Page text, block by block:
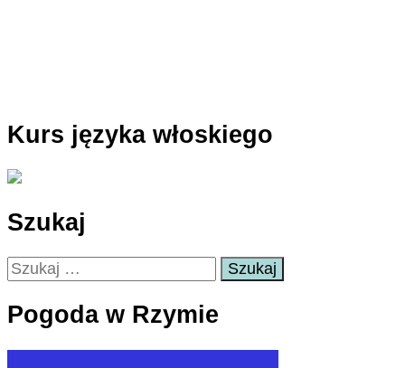
Kurs języka włoskiego
Szukaj
Szukaj:
Pogoda w Rzymie